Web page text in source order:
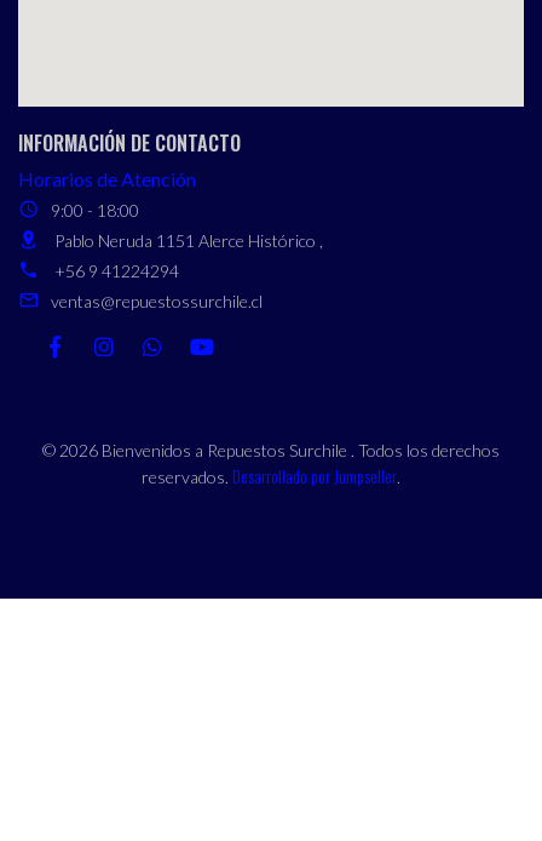
INFORMACIÓN DE CONTACTO
Horarios de Atención
9:00 - 18:00
Pablo Neruda 1151 Alerce Histórico ,
+56 9 41224294
ventas@repuestossurchile.cl
© 2026 Bienvenidos a Repuestos Surchile . Todos los derechos
reservados. Desarrollado por Jumpseller.